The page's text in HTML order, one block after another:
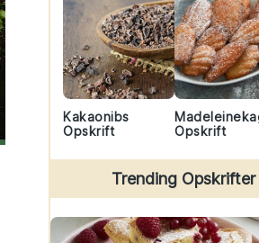
Kakaonibs
Opskrift
Opskrift
Trending Opskrifter